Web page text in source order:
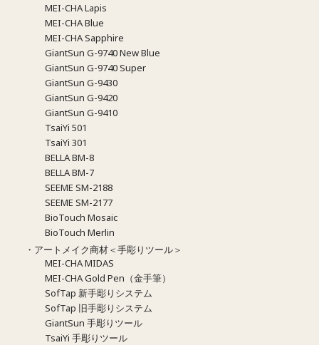
MEI-CHA Lapis
MEI-CHA Blue
MEI-CHA Sapphire
GiantSun G-9740 New Blue
GiantSun G-9740 Super
GiantSun G-9430
GiantSun G-9420
GiantSun G-9410
TsaiYi 501
TsaiYi 301
BELLA BM-8
BELLA BM-7
SEEME SM-2188
SEEME SM-2177
BioTouch Mosaic
BioTouch Merlin
・アートメイク商材＜手彫りツール＞
MEI-CHA MIDAS
MEI-CHA Gold Pen（金手筆）
SofTap 新手彫りシステム
SofTap 旧手彫りシステム
GiantSun 手彫りツール
TsaiYi 手彫りツール